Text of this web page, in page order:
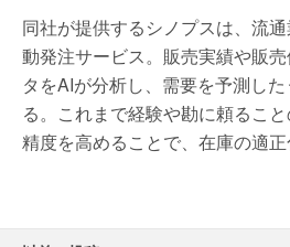
同社が提供するシノプスは、流
動発注サービス。販売実績や販
タをAIが分析し、需要を予測し
る。これまで経験や勘に頼るこ
精度を高めることで、在庫の適正